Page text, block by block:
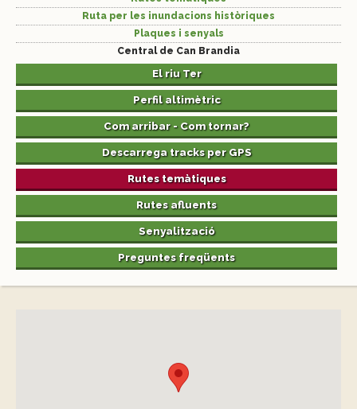
Ruta per les inundacions històriques
Plaques i senyals
Central de Can Brandia
El riu Ter
Perfil altimètric
Com arribar - Com tornar?
Descarrega tracks per GPS
Rutes temàtiques
Rutes afluents
Senyalització
Preguntes freqüents